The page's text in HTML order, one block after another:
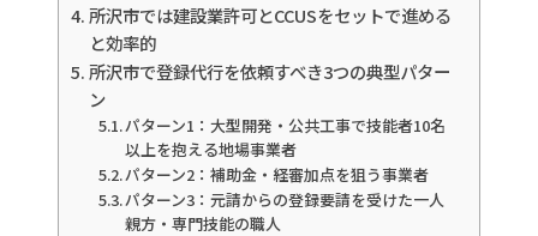
所沢市では建設業許可とCCUSをセットで進める
と効率的
所沢市で登録代行を依頼すべき3つの典型パター
ン
パターン1：大型開発・公共工事で技能者10名
以上を抱える地場事業者
パターン2：補助金・経審加点を狙う事業者
パターン3：元請からの登録要請を受けた一人
親方・専門技能の職人